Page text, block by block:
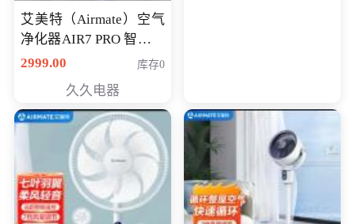
艾美特（Airmate）空气
净化器AIR7 PRO 智能全
屋空气循环负离子旗舰
2999.00 库存0
久久电器